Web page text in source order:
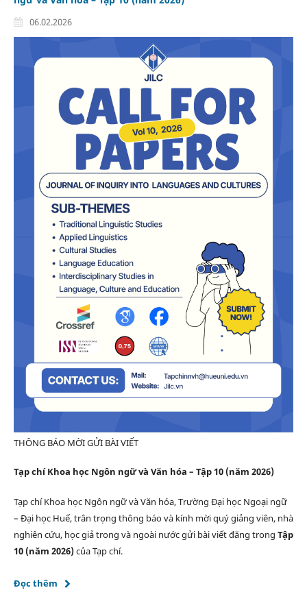
06.02.2026
THÔNG BÁO MỜI GỬI BÀI VIẾT
Tạp chí Khoa học Ngôn ngữ và Văn hóa – Tập 10 (năm 2026)
Tạp chí Khoa học Ngôn ngữ và Văn hóa, Trường Đại học Ngoại ngữ
– Đại học Huế, trân trọng thông báo và kính mời quý giảng viên, nhà
nghiên cứu, học giả trong và ngoài nước gửi bài viết đăng trong Tập
10 (năm 2026)của Tạp chí.
Đọc thêm